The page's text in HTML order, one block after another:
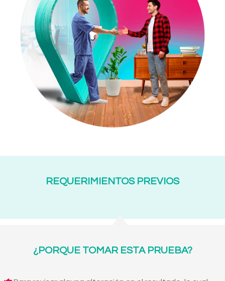
REQUERIMIENTOS PREVIOS
¿PORQUE TOMAR ESTA PRUEBA?